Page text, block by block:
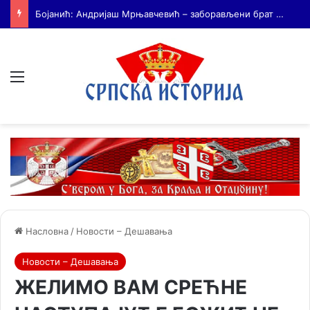
На Дражин дан у Лондону обележено 80. година од мучког убиства генерала Драгољуба Драже Михаиловића
Насловна / Новости – Дешавања
Новости – Дешавања
ЖЕЛИМО ВАМ СРЕЋНЕ